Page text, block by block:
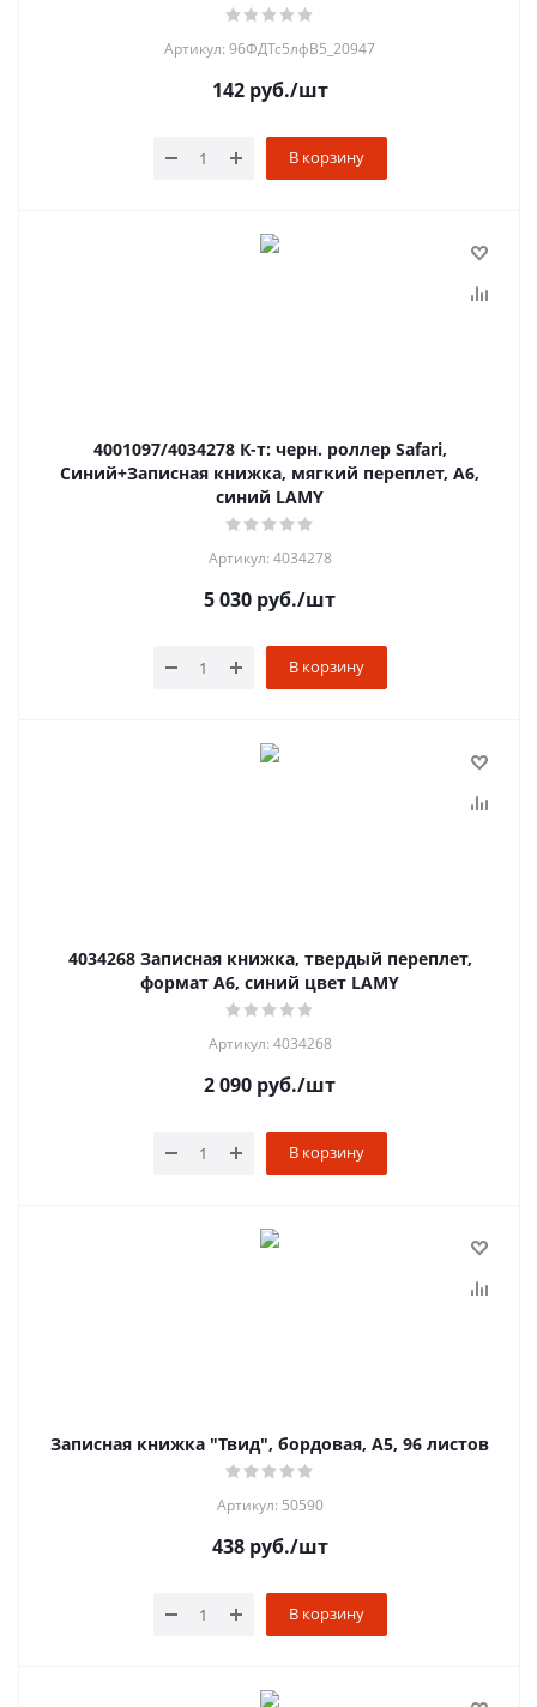
Артикул: 96ФДТс5лфВ5_20947
142руб./шт
В корзину
4001097/4034278 К-т: черн. роллер Safari,
Синий+Записная книжка, мягкий переплет, А6,
синий LAMY
Артикул: 4034278
5 030 руб./шт
В корзину
4034268 Записная книжка, твердый переплет,
формат А6, синий цвет LAMY
Артикул: 4034268
2 090 руб./шт
В корзину
Записная книжка "Твид", бордовая, А5, 96 листов
Артикул: 50590
438руб./шт
В корзину